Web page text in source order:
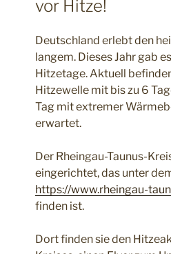
vor Hitze!
Deutschland erlebt den
langem. Dieses Jahr gab
Hitzetage. Aktuell
Hitzewelle mit bis zu 6
Tag mit extremer
erwartet.
Der Rheingau-Taunus-
eingerichtet, das unter
https://www.rheingau-
finden ist.
Dort finden sie den